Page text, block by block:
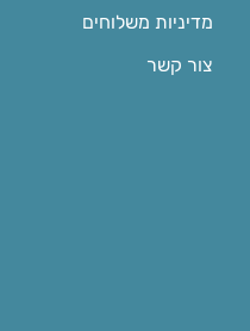
מדיניות משלוחים
צור קשר